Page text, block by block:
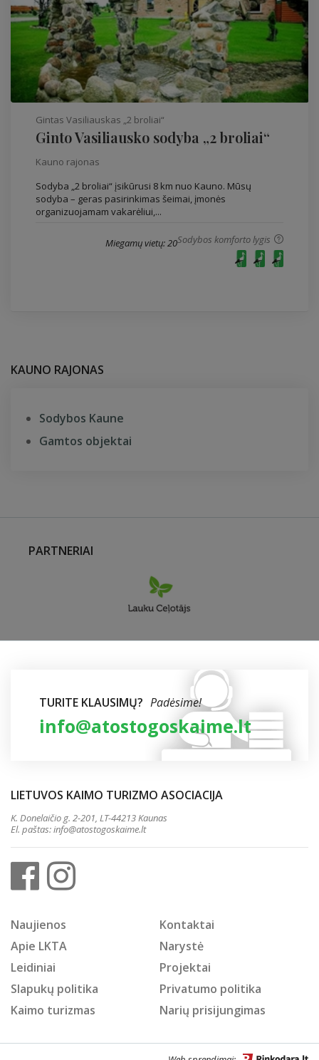
Gintas Vasiliauskas „2 broliai“
Ginto Vasiliausko sodyba „2 broliai“
Kauno rajonas
Sodyba „2 broliai“ įsikūrusi 8 km nuo Kauno. Mūsų
sodyba – geras pasirinkimas šeimai, įmonės
organizuojamam vakarėliui,...
Sodybos komforto lygis
Miegamų vietų: 20
KAUNO RAJONAS
Sodybos Kaune
Gamtos objektai
PARTNERIAI
TURITE KLAUSIMŲ? Padėsime!
info@atostogoskaime.lt
LIETUVOS KAIMO TURIZMO ASOCIACIJA
K. Donelaičio g. 2-201, LT-44213 Kaunas
El. paštas:info@atostogoskaime.lt
Naujienos
Kontaktai
Apie LKTA
Narystė
Leidiniai
Projektai
Slapukų politika
Privatumo politika
Kaimo turizmas
Narių prisijungimas